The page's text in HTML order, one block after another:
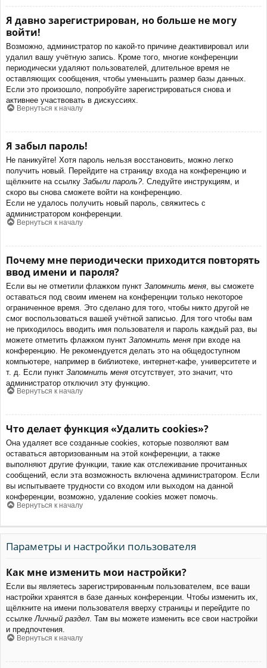
Я давно зарегистрирован, но больше не могу
войти!
Возможно, администратор по какой-то причине деактивировал или
удалил вашу учётную запись. Кроме того, многие конференции
периодически удаляют пользователей, длительное время не
оставляющих сообщения, чтобы уменьшить размер базы данных.
Если это произошло, попробуйте зарегистрироваться снова и
активнее участвовать в дискуссиях.
Вернуться к началу
Я забыл пароль!
Не паникуйте! Хотя пароль нельзя восстановить, можно легко
получить новый. Перейдите на страницу входа на конференцию и
щёлкните на ссылку Забыли пароль?. Следуйте инструкциям, и
скоро вы снова сможете войти на конференцию.
Если не удалось получить новый пароль, свяжитесь с
администратором конференции.
Вернуться к началу
Почему мне периодически приходится повторять
ввод имени и пароля?
Если вы не отметили флажком пункт Запомнить меня , вы сможете
оставаться под своим именем на конференции только некоторое
ограниченное время. Это сделано для того, чтобы никто другой не
смог воспользоваться вашей учётной записью. Для того чтобы вам
не приходилось вводить имя пользователя и пароль каждый раз, вы
можете отметить флажком пункт Запомнить меня при входе на
конференцию. Не рекомендуется делать это на общедоступном
компьютере, например в библиотеке, интернет-кафе, университете и
т. д. Если пункт Запомнить меня отсутствует, это значит, что
администратор отключил эту функцию.
Вернуться к началу
Что делает функция «Удалить cookies»?
Она удаляет все созданные cookies, которые позволяют вам
оставаться авторизованным на этой конференции, а также
выполняют другие функции, такие как отслеживание прочитанных
сообщений, если эта возможность включена администратором. Если
вы испытываете трудности со входом или выходом на данной
конференции, возможно, удаление cookies может помочь.
Вернуться к началу
Параметры и настройки пользователя
Как мне изменить мои настройки?
Если вы являетесь зарегистрированным пользователем, все ваши
настройки хранятся в базе данных конференции. Чтобы изменить их,
щёлкните на имени пользователя вверху страницы и перейдите по
ссылкеЛичный раздел. Там вы можете изменить все свои настройки
и предпочтения.
Вернуться к началу